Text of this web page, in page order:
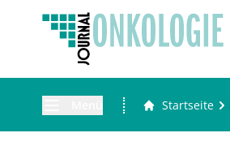
Startseite